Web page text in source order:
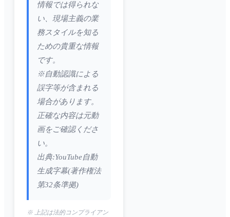
情報では得られな
い、現場主義の業
務スタイルを知る
ための貴重な情報
です。
※自動認識による
誤字等が含まれる
場合があります。
正確な内容は元動
画をご確認くださ
い。
出典:YouTube自動
生成字幕(著作権法
第32条準拠)
※ 上記は法的コンプライアン